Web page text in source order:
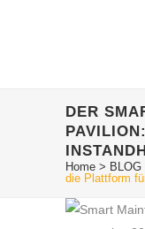
DER
Home > BLOG
die Plattform